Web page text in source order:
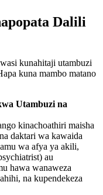
Dalili
kunahitaji utambuzi
kuna mambo matano
Utambuzi na
kinachoathiri maisha
daktari wa kawaida
wa afya ya akili,
au
hawa wanaweza
na kupendekeza